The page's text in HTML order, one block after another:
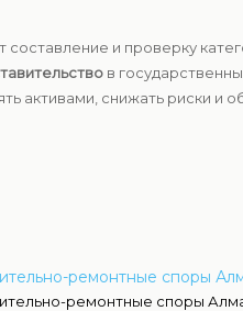
составление и проверку
в
активами, снижать риски и
ремонтные споры
ремонтные споры